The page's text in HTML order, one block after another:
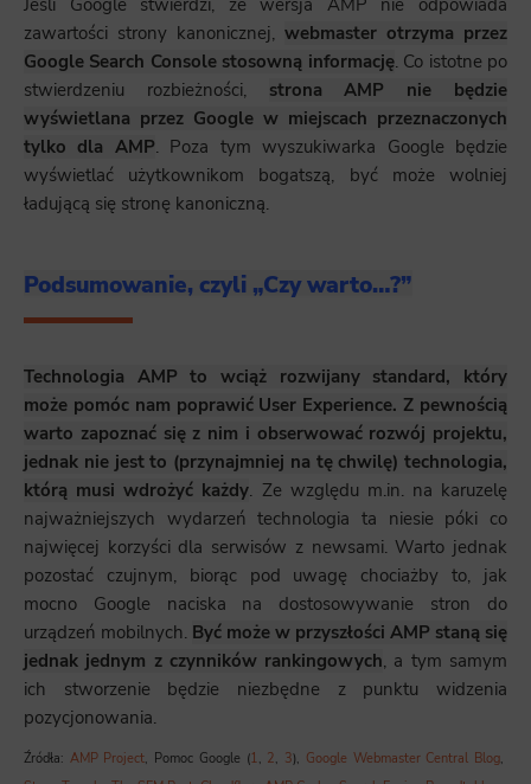
zawartości strony kanonicznej, webmaster otrzyma przez
Google Search Console stosowną informację. Co istotne po
stwierdzeniu rozbieżności, strona AMP nie będzie
wyświetlana przez Google w miejscach przeznaczonych
tylko dla AMP. Poza tym wyszukiwarka Google będzie
wyświetlać użytkownikom bogatszą, być może wolniej
ładującą się stronę kanoniczną.
Podsumowanie, czyli „Czy warto…?”
Technologia AMP to wciąż rozwijany standard, który
może pomóc nam poprawić User Experience. Z pewnością
warto zapoznać się z nim i obserwować rozwój projektu,
jednak nie jest to (przynajmniej na tę chwilę) technologia,
którą musi wdrożyć każdy. Ze względu m.in. na karuzelę
najważniejszych wydarzeń technologia ta niesie póki co
najwięcej korzyści dla serwisów z newsami.Warto jednak
pozostać czujnym, biorąc pod uwagę chociażby to, jak
mocno Google naciska na dostosowywanie stron do
urządzeń mobilnych. Być może w przyszłości AMP staną się
jednak jednym z czynników rankingowych, a tym samym
ich stworzenie będzie niezbędne z punktu widzenia
pozycjonowania.
Źródła: AMP Project, Pomoc Google (1, 2, 3), Google Webmaster Central Blog,